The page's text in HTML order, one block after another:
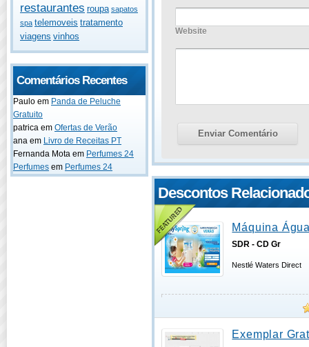
restaurantes roupa sapatos
spa telemoveis tratamento
viagens vinhos
Comentários Recentes
Paulo em Panda de Peluche
Gratuito
patrica em Ofertas de Verão
ana em Livro de Receitas PT
Fernanda Mota em Perfumes 24
Perfumes em Perfumes 24
Website
Descontos
Máquina
SDR - CD Gr
Nestlé Waters Direct
Exemplar